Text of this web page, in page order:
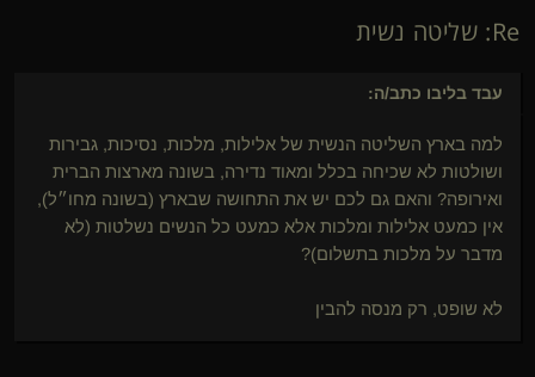
Re: שליטה נשית
עבד בליבו כתב/ה:
למה בארץ השליטה הנשית של אלילות, מלכות, נסיכות, גבירות
ושולטות לא שכיחה בכלל ומאוד נדירה, בשונה מארצות הברית
ואירופה? והאם גם לכם יש את התחושה שבארץ (בשונה מחו״ל),
אין כמעט אלילות ומלכות אלא כמעט כל הנשים נשלטות (לא
מדבר על מלכות בתשלום)?
לא שופט, רק מנסה להבין